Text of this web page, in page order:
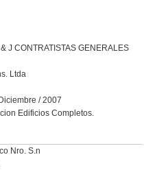
J CONTRATISTAS GENERALES
Ltda
/ 2007
Edificios Completos.
Nro. S.n